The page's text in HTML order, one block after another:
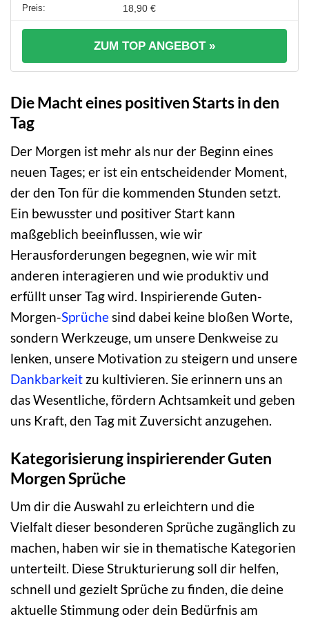
18,90 €
ZUM TOP ANGEBOT »
Die Macht eines positiven Starts in den
Tag
Der Morgen ist mehr als nur der Beginn eines
neuen Tages; er ist ein entscheidender Moment,
der den Ton für die kommenden Stunden setzt.
Ein bewusster und positiver Start kann
maßgeblich beeinflussen, wie wir
Herausforderungen begegnen, wie wir mit
anderen interagieren und wie produktiv und
erfüllt unser Tag wird. Inspirierende Guten-
Morgen-Sprüchesind dabei keine bloßen Worte,
sondern Werkzeuge, um unsere Denkweise zu
lenken, unsere Motivation zu steigern und unsere
Dankbarkeit zu kultivieren. Sie erinnern uns an
das Wesentliche, fördern Achtsamkeit und geben
uns Kraft, den Tag mit Zuversicht anzugehen.
Kategorisierung inspirierender Guten
Morgen Sprüche
Um dir die Auswahl zu erleichtern und die
Vielfalt dieser besonderen Sprüche zugänglich zu
machen, haben wir sie in thematische Kategorien
unterteilt. Diese Strukturierung soll dir helfen,
schnell und gezielt Sprüche zu finden, die deine
aktuelle Stimmung oder dein Bedürfnis am